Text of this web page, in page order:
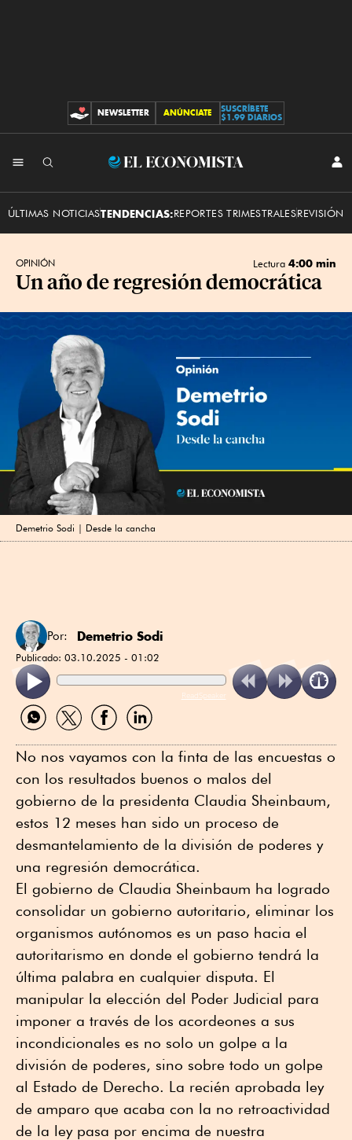
CONTRIBUCIONES
NEWSLETTER ANÚNCIATE
SUSCRÍBETE
$1.99 DIARIOS
El
ÚLTIMAS NOTICIASTENDENCIAS:REPORTES TRIMESTRALESREVISIÓN
OPINIÓN Lectura 4:00 min
Un año de regresión democrática
Demetrio Sodi | Desde la cancha
Por: Demetrio Sodi
Publicado: 03.10.2025 - 01:02
ReadSpeaker
Compartir
por
Compartir
por
Compartir
por
Compartir
por
No nos vayamos con la finta de las encuestas o
con los resultados buenos o malos del
gobierno de la presidenta Claudia Sheinbaum,
estos 12 meses han sido un proceso de
desmantelamiento de la división de poderes y
una regresión democrática.
El gobierno de Claudia Sheinbaum ha logrado
consolidar un gobierno autoritario, eliminar los
organismos autónomos es un paso hacia el
autoritarismo en donde el gobierno tendrá la
última palabra en cualquier disputa. El
manipular la elección del Poder Judicial para
imponer a través de los acordeones a sus
incondicionales es no solo un golpe a la
división de poderes, sino sobre todo un golpe
al Estado de Derecho. La recién aprobada ley
de amparo que acaba con la no retroactividad
de la ley pasa por encima de nuestra